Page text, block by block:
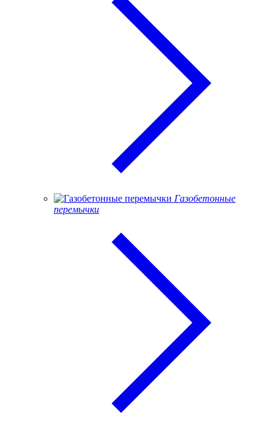
Газобетонные
перемычки